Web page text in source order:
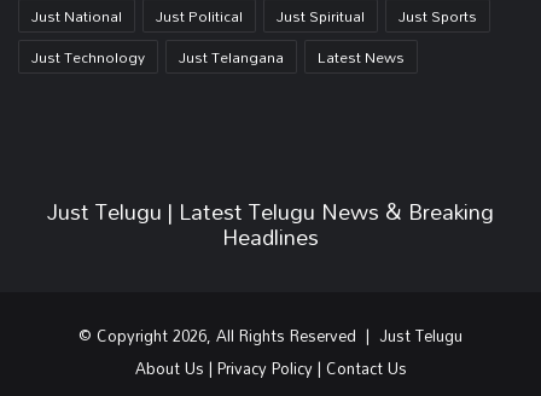
Just National
Just Political Just Spiritual
Just Sports
Just Technology
Just Telangana Latest News
Just Telugu | Latest Telugu News & Breaking
Headlines
© Copyright 2026, All Rights Reserved | Just Telugu
About Us|Privacy Policy| Contact Us